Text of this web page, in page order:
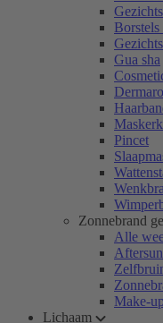
Gua sha
Pincet
Zonnebrand
Alle
Aftersun
Make-
Lichaam